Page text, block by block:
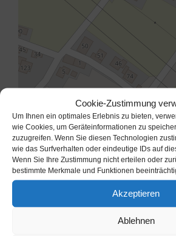
Cookie-Zustimmung
Um Ihnen ein optimales Erlebnis zu bieten,
wie Cookies, um Geräteinformationen zu
zuzugreifen. Wenn Sie diesen Technologien
wie das Surfverhalten oder eindeutige IDs auf
Wenn Sie Ihre Zustimmung nicht erteilen oder
bestimmte Merkmale und Funktionen
Akzeptieren
Ablehnen
Vorherige
SV PENK/REIßECK